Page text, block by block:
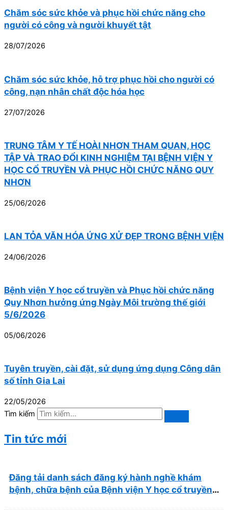
Chăm sóc sức khỏe và phục hồi chức năng cho
người có công và người khuyết tật
28/07/2026
Chăm sóc sức khỏe, hỗ trợ phục hồi cho người có
công, nạn nhân chất độc hóa học
27/07/2026
TRUNG TÂM Y TẾ HOÀI NHƠN THAM QUAN, HỌC
TẬP VÀ TRAO ĐỔI KINH NGHIỆM TẠI BỆNH VIỆN Y
HỌC CỔ TRUYỀN VÀ PHỤC HỒI CHỨC NĂNG QUY
NHƠN
25/06/2026
LAN TỎA VĂN HÓA ỨNG XỬ ĐẸP TRONG BỆNH VIỆN
24/06/2026
Bệnh viện Y học cổ truyền và Phục hồi chức năng
Quy Nhơn hưởng ứng Ngày Môi trường thế giới
5/6/2026
05/06/2026
Tuyên truyền, cài đặt, sử dụng ứng dụng Công dân
số tỉnh Gia Lai
22/05/2026
Tìm kiếm
Tin tức mới
Đăng tải danh sách đăng ký hành nghề khám
bệnh, chữa bệnh của Bệnh viện Y học cổ truyền